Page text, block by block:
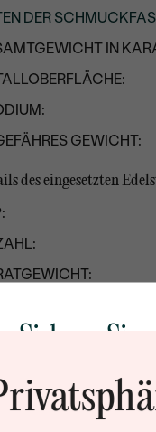
DER
IN
GEWICHT:
des eingesetzten
Sichern Sie
Rabatt auf